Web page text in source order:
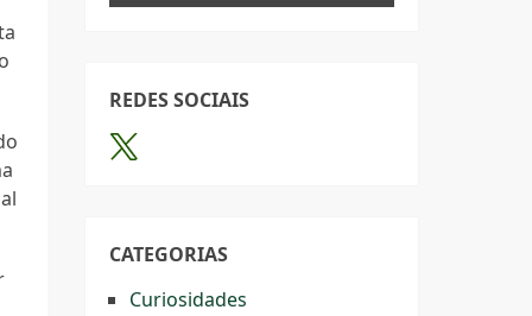
REDES SOCIAIS
CATEGORIAS
Curiosidades